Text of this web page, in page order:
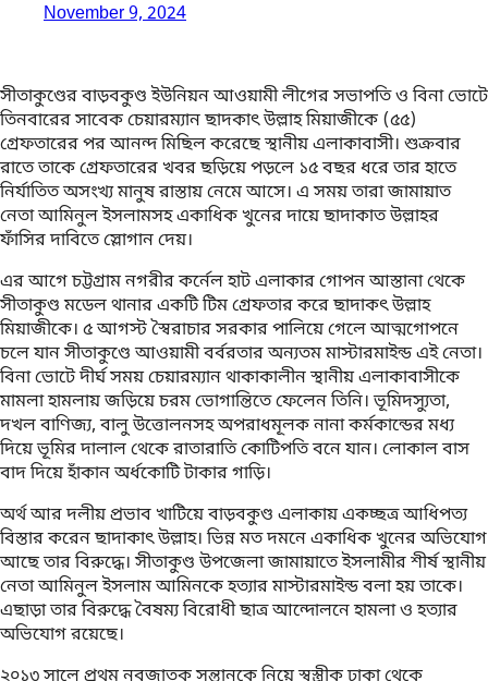
November 9, 2024
সীতাকুণ্ডের বাড়বকুণ্ড ইউনিয়ন আওয়ামী লীগের সভাপতি ও বিনা ভোটে
তিনবারের সাবেক চেয়ারম্যান ছাদকাৎ উল্লাহ মিয়াজীকে (৫৫)
গ্রেফতারের পর আনন্দ মিছিল করেছে স্থানীয় এলাকাবাসী। শুক্রবার
রাতে তাকে গ্রেফতারের খবর ছড়িয়ে পড়লে ১৫ বছর ধরে তার হাতে
নির্যাতিত অসংখ্য মানুষ রাস্তায় নেমে আসে। এ সময় তারা জামায়াত
নেতা আমিনুল ইসলামসহ একাধিক খুনের দায়ে ছাদাকাত উল্লাহর
ফাঁসির দাবিতে স্লোগান দেয়।
এর আগে চট্টগ্রাম নগরীর কর্নেল হাট এলাকার গোপন আস্তানা থেকে
সীতাকুণ্ড মডেল থানার একটি টিম গ্রেফতার করে ছাদাকৎ উল্লাহ
মিয়াজীকে। ৫ আগস্ট স্বৈরাচার সরকার পালিয়ে গেলে আত্মগোপনে
চলে যান সীতাকুণ্ডে আওয়ামী বর্বরতার অন্যতম মাস্টারমাইন্ড এই নেতা।
বিনা ভোটে দীর্ঘ সময় চেয়ারম্যান থাকাকালীন স্থানীয় এলাকাবাসীকে
মামলা হামলায় জড়িয়ে চরম ভোগান্তিতে ফেলেন তিনি। ভূমিদস্যুতা,
দখল বাণিজ্য, বালু উত্তোলনসহ অপরাধমূলক নানা কর্মকান্ডের মধ্য
দিয়ে ভূমির দালাল থেকে রাতারাতি কোটিপতি বনে যান। লোকাল বাস
বাদ দিয়ে হাঁকান অর্ধকোটি টাকার গাড়ি।
অর্থ আর দলীয় প্রভাব খাটিয়ে বাড়বকুণ্ড এলাকায় একচ্ছত্র আধিপত্য
বিস্তার করেন ছাদাকাৎ উল্লাহ। ভিন্ন মত দমনে একাধিক খুনের অভিযোগ
আছে তার বিরুদ্ধে। সীতাকুণ্ড উপজেলা জামায়াতে ইসলামীর শীর্ষ স্থানীয়
নেতা আমিনুল ইসলাম আমিনকে হত্যার মাস্টারমাইন্ড বলা হয় তাকে।
এছাড়া তার বিরুদ্ধে বৈষম্য বিরোধী ছাত্র আন্দোলনে হামলা ও হত্যার
অভিযোগ রয়েছে।